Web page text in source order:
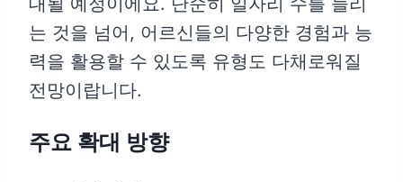
는 것을 넘어, 어르신들의 다양한 경험과 능
력을 활용할 수 있도록 유형도 다채로워질
전망이랍니다.
주요 확대 방향